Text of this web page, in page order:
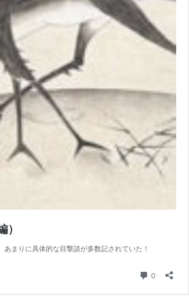
まりに具体的な目撃談が多数記されていた！
0 コメント